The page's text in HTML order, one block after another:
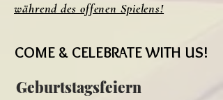
während des offenen Spielens!
COME & CELEBRATE WITH US!
COME & CELEBRATE WITH US!
Geburtstagsfeiern